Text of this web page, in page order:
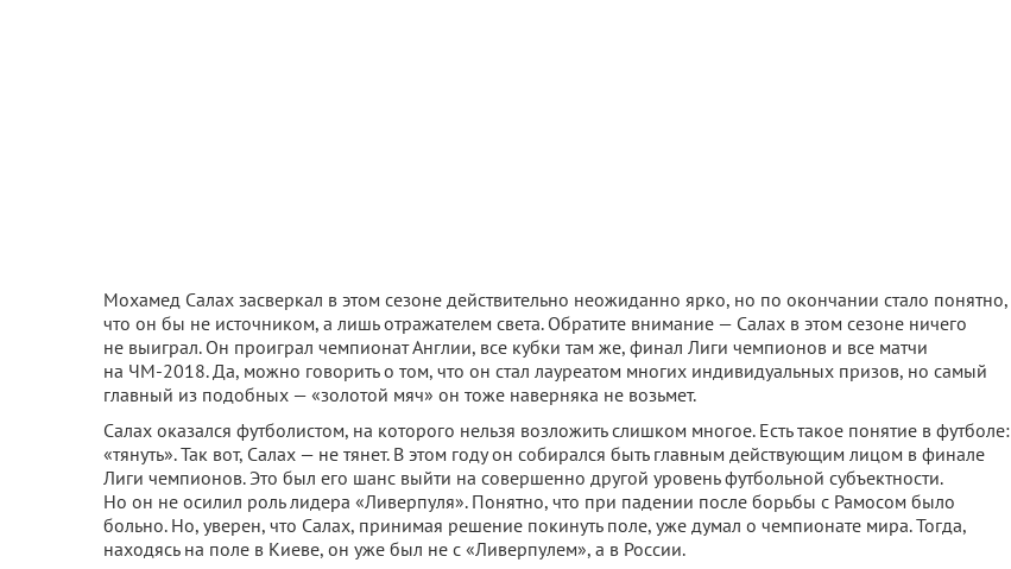
Мохамед Салах засверкал в этом сезоне действительно неожиданно ярко, но по окончании стало понятно,
что он бы не источником, а лишь отражателем света. Обратите внимание — Салах в этом сезоне ничего
не выиграл. Он проиграл чемпионат Англии, все кубки там же, финал Лиги чемпионов и все матчи
на ЧМ-2018. Да, можно говорить о том, что он стал лауреатом многих индивидуальных призов, но самый
главный из подобных — «золотой мяч» он тоже наверняка не возьмет.
Салах оказался футболистом, на которого нельзя возложить слишком многое. Есть такое понятие в футболе:
«тянуть». Так вот, Салах — не тянет. В этом году он собирался быть главным действующим лицом в финале
Лиги чемпионов. Это был его шанс выйти на совершенно другой уровень футбольной субъектности.
Но он не осилил роль лидера «Ливерпуля». Понятно, что при падении после борьбы с Рамосом было
больно. Но, уверен, что Салах, принимая решение покинуть поле, уже думал о чемпионате мира. Тогда,
находясь на поле в Киеве, он уже был не с «Ливерпулем», а в России.